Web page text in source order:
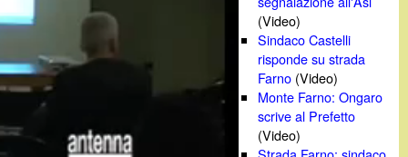
(Video)
Sindaco Castelli
risponde su strada
Farno (Video)
Monte Farno: Ongaro
scrive al Prefetto
(Video)